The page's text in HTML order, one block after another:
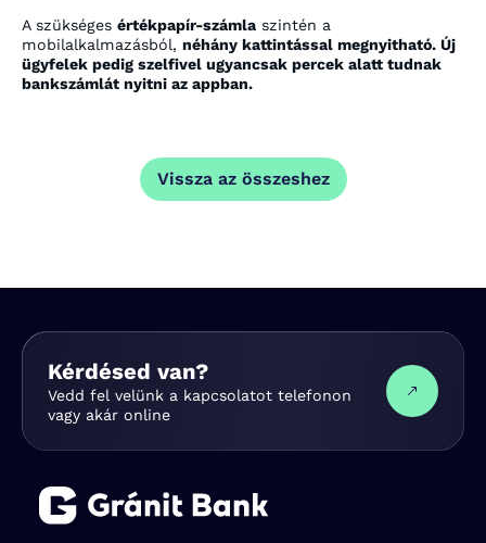
A szükséges értékpapír-számla szintén a
mobilalkalmazásból, néhány kattintással megnyitható. Új
ügyfelek pedig szelfivel ugyancsak percek alatt tudnak
bankszámlát nyitni az appban.
Vissza az összeshez
Kérdésed van?
Vedd fel velünk a kapcsolatot telefonon
vagy akár online